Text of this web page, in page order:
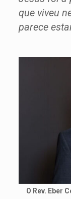
que viveu
parece
O Rev. Eber